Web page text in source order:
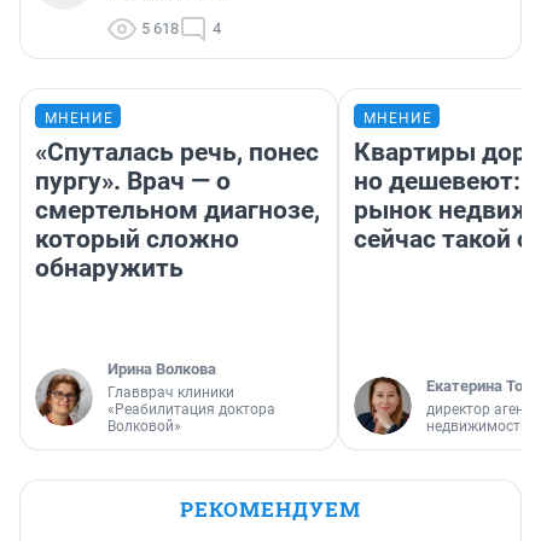
5 618 4
МНЕНИЕ
«Спуталась речь, понес
пургу». Врач — о
смертельном диагнозе,
который сложно
обнаружить
Ирина Волкова
Главврач клиники
«Реабилитация доктора
Волковой»
МНЕНИЕ
Квартиры
но дешевеют:
рынок
сейчас такой
Екатерина
директор
недвижимости
РЕКОМЕНДУЕМ